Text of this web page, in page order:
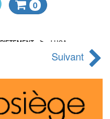
0
PIETEMENT > LUCA
Suivant